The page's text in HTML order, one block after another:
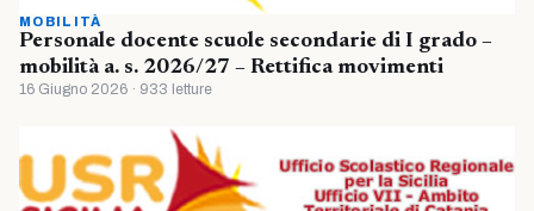
MOBILITÀ
Personale docente scuole secondarie di I grado –
mobilità a. s. 2026/27 – Rettifica movimenti
16 Giugno 2026 · 933 letture